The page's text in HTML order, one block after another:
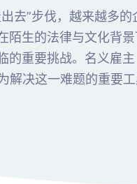
去”步伐，越来越多
陌生的法律与文化背
的重要挑战。名义雇
解决这一难题的重要工